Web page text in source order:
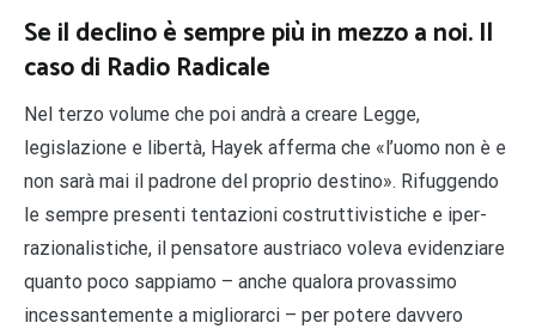
Se il declino è sempre più in mezzo a noi. Il
caso di Radio Radicale
Nel terzo volume che poi andrà a creare Legge,
legislazione e libertà, Hayek afferma che «l’uomo non è e
non sarà mai il padrone del proprio destino». Rifuggendo
le sempre presenti tentazioni costruttivistiche e iper-
razionalistiche, il pensatore austriaco voleva evidenziare
quanto poco sappiamo – anche qualora provassimo
incessantemente a migliorarci – per potere davvero